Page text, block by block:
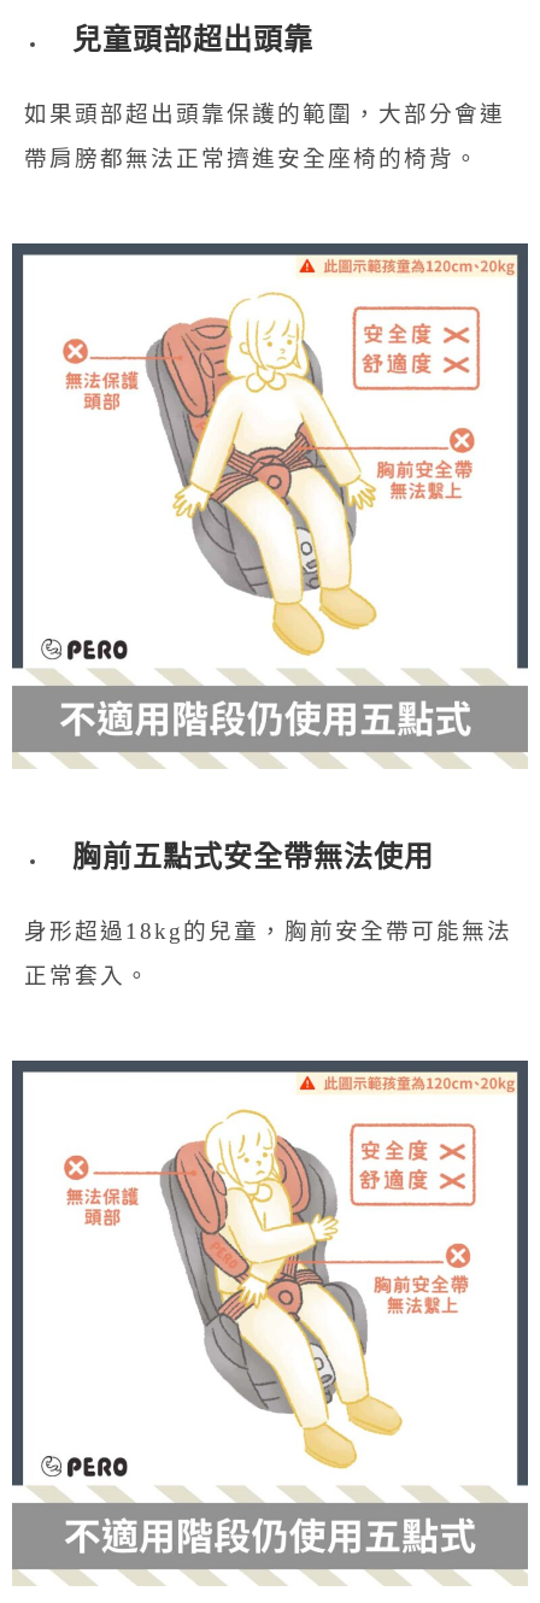
兒童頭部超出頭靠
如果頭部超出頭靠保護的範圍，大部分會連
帶肩膀都無法正常擠進安全座椅的椅背。
胸前五點式安全帶無法使用
身形超過18kg的兒童，胸前安全帶可能無法
正常套入。